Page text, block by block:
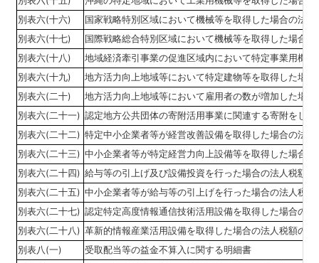
別表六(十六)
国家戦略特別区域において機械等を取得した場合の法
別表六(十七)
国際戦略総合特別区域において機械等を取得した場合
別表六(十八)
地域経済牽引事業の促進区域内において特定事業用機
別表六(十九)
地方活力向上地域等において特定建物等を取得した場
別表六(二十)
地方活力向上地域等において雇用者の数が増加した場
別表六(二十一) 認定地方公共団体の寄附活用事業に関連する寄附をし
別表六(二十二) 特定中小企業者等が経営改善設備を取得した場合の法
別表六(二十三) 中小企業者等が特定経営力向上設備等を取得した場合
別表六(二十四) 給与等の引上げ及び設備投資を行った場合の法人税額
別表六(二十五) 中小企業者等が給与等の引上げを行った場合の法人税
別表六(二十七) 認定特定高度情報通信技術活用設備を取得した場合の
別表六(二十八) 革新的情報産業活用設備を取得した場合の法人税額の
別表八(一)
受取配当等の益金不算入に関する明細書